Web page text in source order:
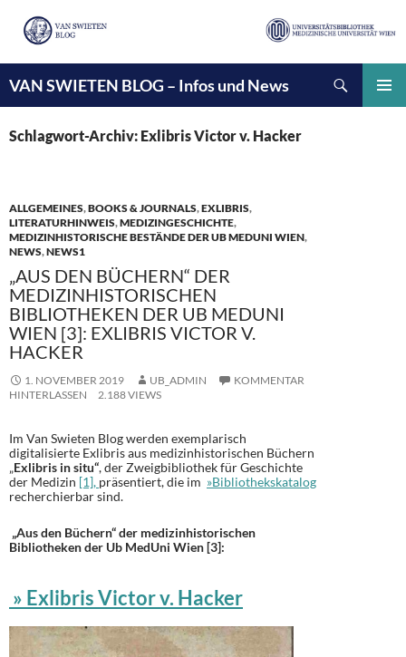
VAN SWIETEN BLOG – Infos und News
INHALT
SPRINGEN
Schlagwort-Archiv: Exlibris Victor v. Hacker
ALLGEMEINES,BOOKS & JOURNALS,EXLIBRIS,
LITERATURHINWEIS,MEDIZINGESCHICHTE,
MEDIZINHISTORISCHE BESTÄNDE DER UB MEDUNI WIEN,
NEWS,NEWS1
„AUS DEN BÜCHERN“ DER
MEDIZINHISTORISCHEN
BIBLIOTHEKEN DER UB MEDUNI
WIEN [3]: EXLIBRIS VICTOR V.
HACKER
1. NOVEMBER 2019 UB_ADMIN
KOMMENTAR
HINTERLASSEN
2.188 VIEWS
Im Van Swieten Blog werden exemplarisch
digitalisierte Exlibris aus medizinhistorischen Büchern
„Exlibris in situ“, der Zweigbibliothek für Geschichte
der Medizin [1], präsentiert, die im »Bibliothekskatalog
recherchierbar sind.
„Aus den Büchern“ der medizinhistorischen
Bibliotheken der Ub MedUni Wien [3]:
» Exlibris Victor v. Hacker